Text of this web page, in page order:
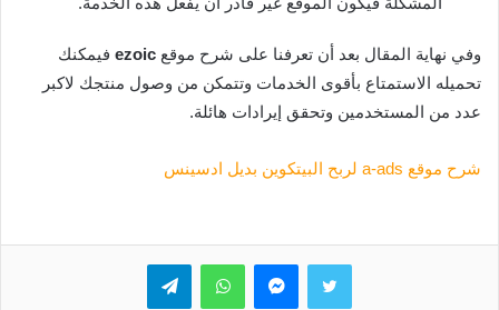
وفي نهاية المقال بعد أن تعرفنا على شرح موقع ezoic فيمكنك
تحميله الاستمتاع بأقوى الخدمات وتتمكن من وصول منتجك لاكبر
عدد من المستخدمين وتحقق إيرادات هائلة.
شرح موقع a-ads لربح البيتكوين بديل ادسينس
تويتر ماسنجرواتساب تيلقرام